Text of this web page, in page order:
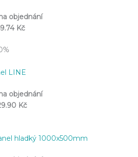
objednání
Kč
LINE
objednání
Kč
hladký 1000x500mm